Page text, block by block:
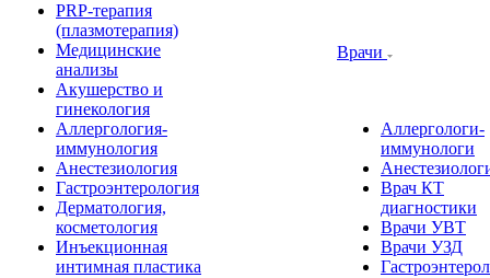
PRP-терапия
(плазмотерапия)
Медицинские
анализы
Акушерство и
гинекология
Аллергология-
иммунология
Анестезиология
Гастроэнтерология
Дерматология,
косметология
Инъекционная
интимная пластика
Врачи
Аллергологи-
иммунологи
Врач КТ
диагностики
Врачи УВТ
Врачи УЗД